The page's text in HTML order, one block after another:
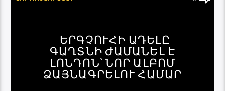
ԵՐԳՉՈՒՀԻ ԱԴԵԼԸ
ԳԱՂՏՆԻ ԺԱՄԱՆԵԼ Է
ԼՈՆԴՈՆ՝ ՆՈՐ ԱԼԲՈՄ
ՁԱՅՆԱԳՐԵԼՈՒ ՀԱՄԱՐ